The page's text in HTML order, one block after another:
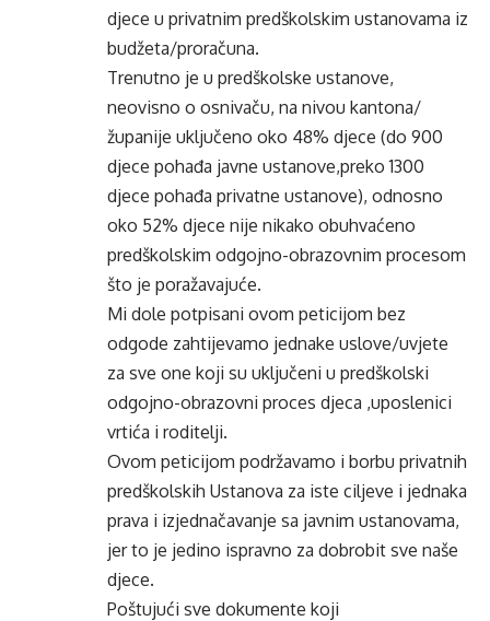
djece u privatnim predškolskim ustanovama iz
budžeta/proračuna.
Trenutno je u predškolske ustanove,
neovisno o osnivaču, na nivou kantona/
županije uključeno oko 48% djece (do 900
djece pohađa javne ustanove,preko 1300
djece pohađa privatne ustanove), odnosno
oko 52% djece nije nikako obuhvaćeno
predškolskim odgojno-obrazovnim procesom
što je poražavajuće.
Mi dole potpisani ovom peticijom bez
odgode zahtijevamo jednake uslove/uvjete
za sve one koji su uključeni u predškolski
odgojno-obrazovni proces djeca ,uposlenici
vrtića i roditelji.
Ovom peticijom podržavamo i borbu privatnih
predškolskih Ustanova za iste ciljeve i jednaka
prava i izjednačavanje sa javnim ustanovama,
jer to je jedino ispravno za dobrobit sve naše
djece.
Poštujući sve dokumente koji